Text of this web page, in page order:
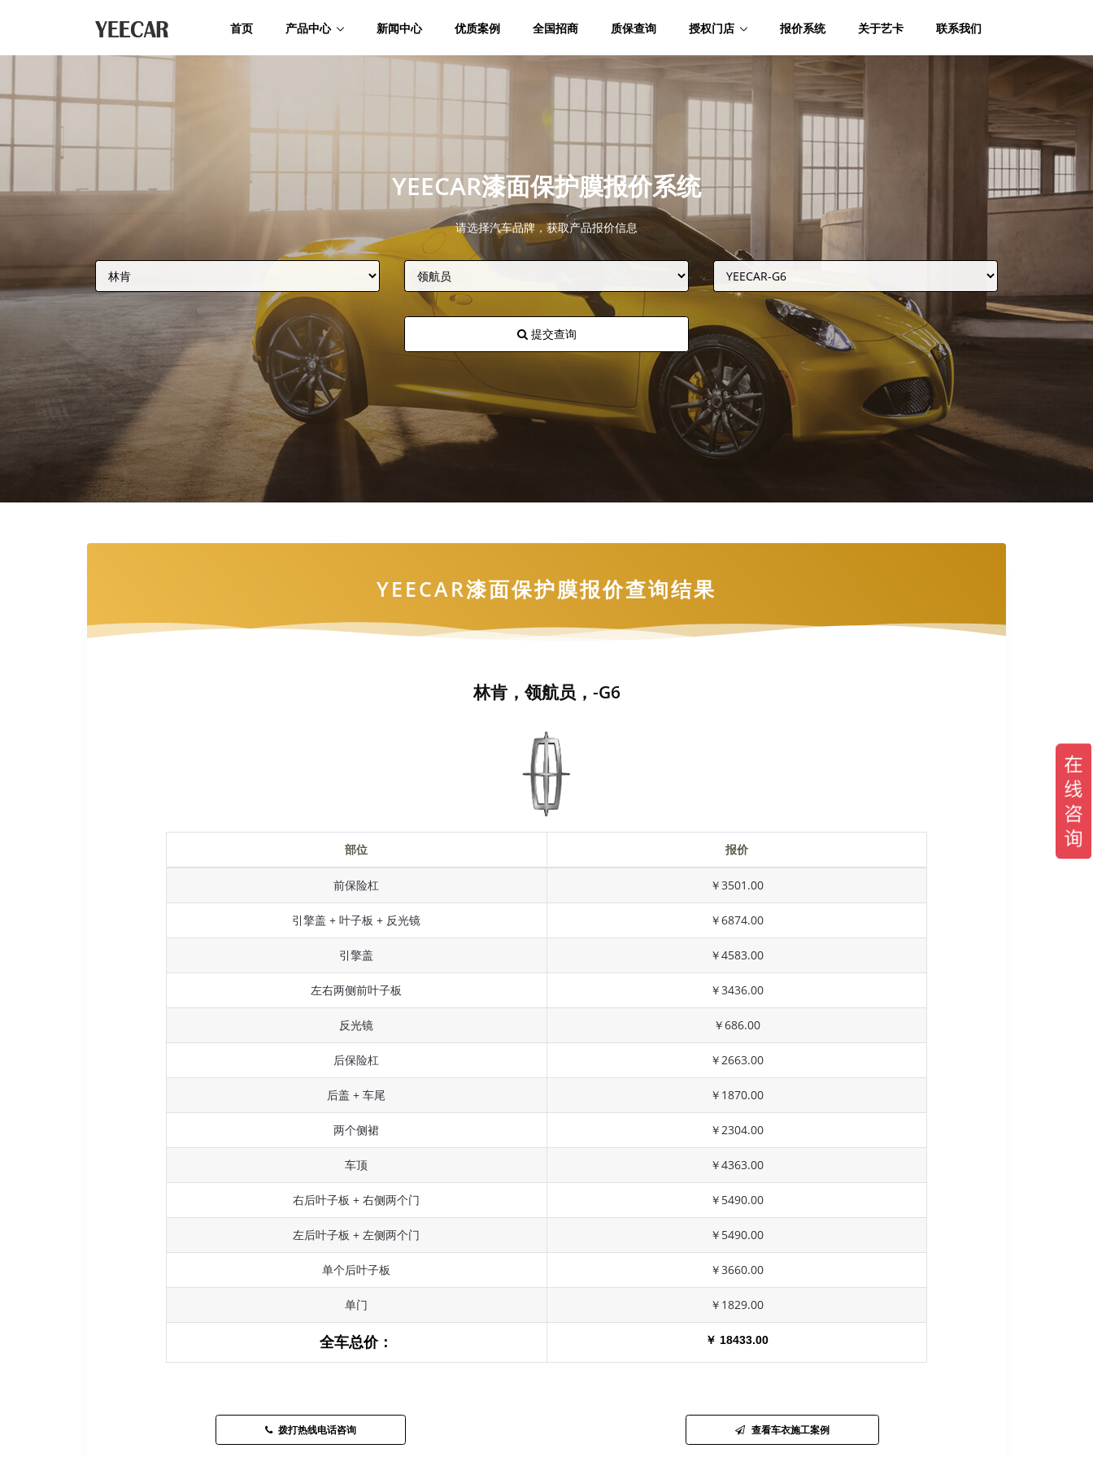
首页 产品中心 新闻中心 优质案例 全国招商 质保查询 授权门店 报价系统 关于艺卡 联系我们
YEECAR漆面保护膜报价系统
请选择汽车品牌，获取产品报价信息
提交查询
YEECAR漆面保护膜报价查询结果
林肯，领航员，-G6
部位 报价
前保险杠 ￥3501.00
引擎盖 + 叶子板 + 反光镜 ￥6874.00
引擎盖 ￥4583.00
左右两侧前叶子板 ￥3436.00
反光镜 ￥686.00
后保险杠 ￥2663.00
后盖 + 车尾 ￥1870.00
两个侧裙 ￥2304.00
车顶 ￥4363.00
右后叶子板 + 右侧两个门 ￥5490.00
左后叶子板 + 左侧两个门 ￥5490.00
单个后叶子板 ￥3660.00
单门 ￥1829.00
全车总价： ￥ 18433.00
拨打热线电话咨询 查看车衣施工案例